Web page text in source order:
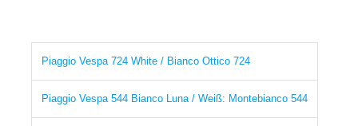
Piaggio Vespa 724 White / Bianco Ottico 724
Piaggio Vespa 544 Bianco Luna / Weiß: Montebianco 544